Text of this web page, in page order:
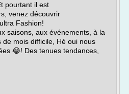
pourtant il est
venez découvrir
Fashion!
saisons, aux événements, à la
mois difficile, Hé oui nous
😂! Des tenues tendances,